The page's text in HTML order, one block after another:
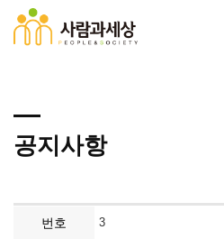
공지사항
번호 3